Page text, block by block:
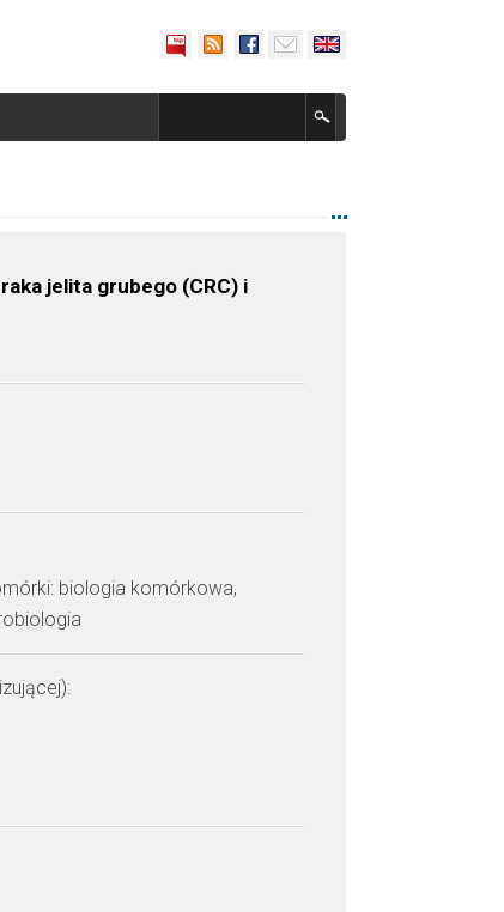
jelita grubego (CRC) i
biologia komórkowa,